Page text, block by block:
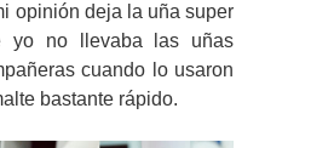
opinión deja la uña super
yo no llevaba las uñas
cuando lo usaron
bastante rápido.